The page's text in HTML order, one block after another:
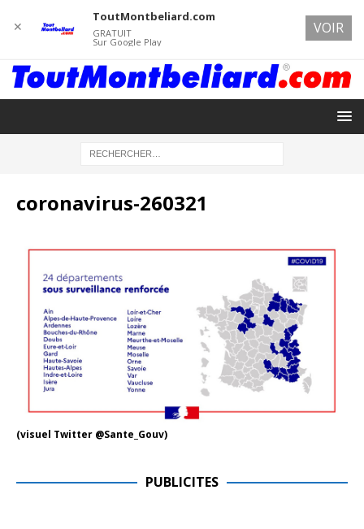
coronavirus-260321
(visuel Twitter @Sante_Gouv)
PUBLICITES
✕
ToutMontbeliard.com
GRATUIT
Sur Google Play
VOIR